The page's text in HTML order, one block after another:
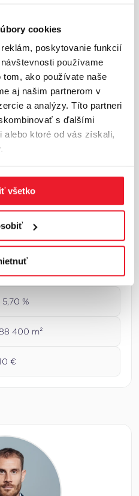
cookies
poskytovanie funkcií
používame
ako používate naše
aj našim partnerom v
a analýzy. Títo partneri
s ďalšími
alebo ktoré od vás získali,
všetko
km.
LOKALITE
kľúčové industriálne
s výraznou
Bratislavou a Nitrou
o lokalite
%
400 m²
€